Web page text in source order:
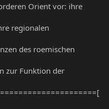
Orient vor: ihre
regionalen
des roemischen
zur Funktion der